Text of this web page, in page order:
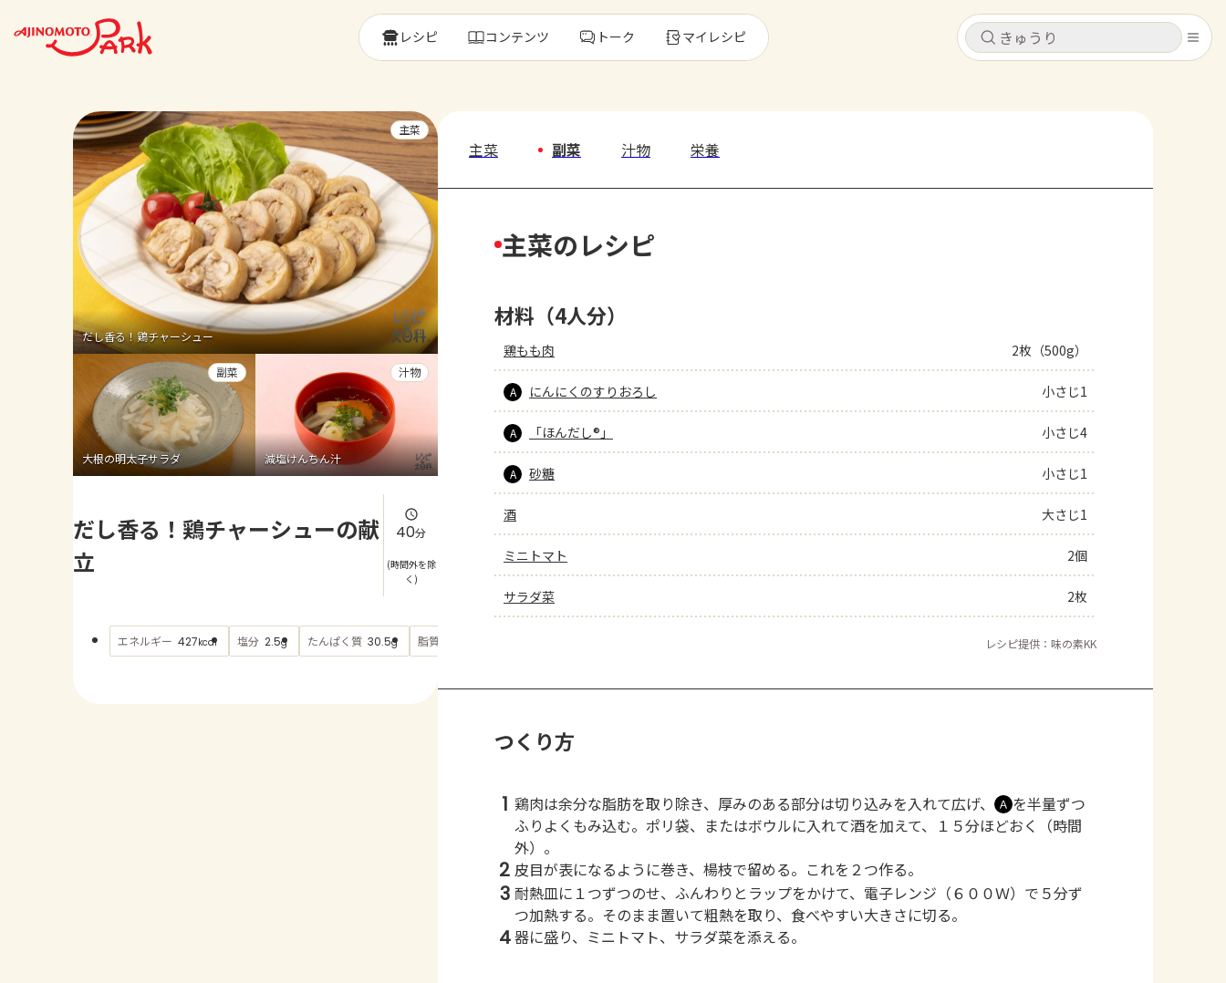
キャンセル
よくあるお問い合わせ
お買い物
キャンセル
レシピ コンテンツ トーク マイレシピ
だし香る！鶏チャーシュー
主菜
大根の明太子サラダ
副菜
減塩けんちん汁
汁物
だし香る！鶏チャーシューの献
立
40分
(時間外を除
く)
エネルギー 427kcal 塩分 2.5g たんぱく質 30.5g 脂質
主菜 副菜 汁物 栄養
主菜のレシピ
材料（4人分）
鶏もも肉 2枚（500g）
A にんにくのすりおろし 小さじ1
A 「ほんだし®」 小さじ4
A 砂糖 小さじ1
酒 大さじ1
ミニトマト 2個
サラダ菜 2枚
レシピ提供：味の素KK
つくり方
1 鶏肉は余分な脂肪を取り除き、厚みのある部分は切り込みを入れて広げ、 Ａ を半量ずつ
ふりよくもみ込む。ポリ袋、またはボウルに入れて酒を加えて、１５分ほどおく（時間
外）。
2 皮目が表になるように巻き、楊枝で留める。これを２つ作る。
3 耐熱皿に１つずつのせ、ふんわりとラップをかけて、電子レンジ（６００Ｗ）で５分ず
つ加熱する。そのまま置いて粗熱を取り、食べやすい大きさに切る。
4器に盛り、ミニトマト、サラダ菜を添える。